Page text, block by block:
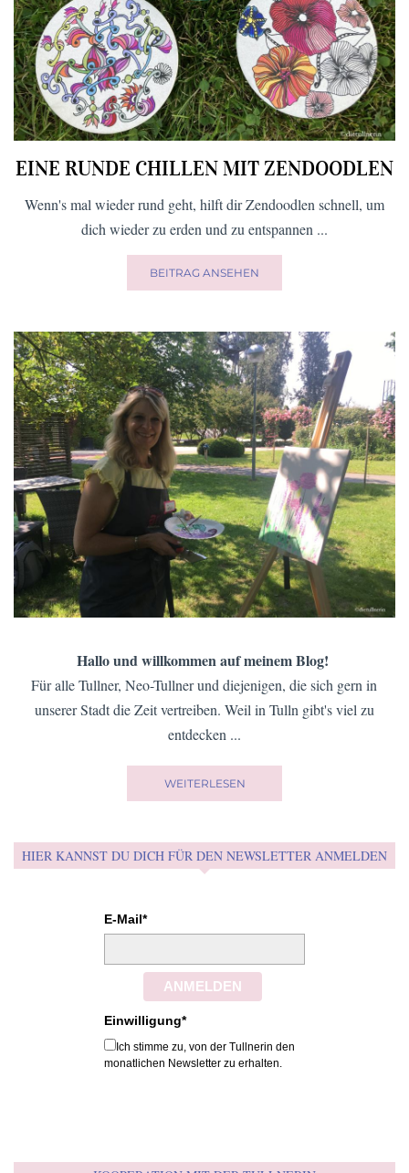
EINE RUNDE CHILLEN MIT ZENDOODLEN
Wenn's mal wieder rund geht, hilft dir Zendoodlen schnell, um
dich wieder zu erden und zu entspannen ...
BEITRAG ANSEHEN
Hallo und willkommen auf meinem Blog!
Für alle Tullner, Neo-Tullner und diejenigen, die sich gern in
unserer Stadt die Zeit vertreiben. Weil in Tulln gibt's viel zu
entdecken ...
WEITERLESEN
HIER KANNST DU DICH FÜR DEN NEWSLETTER ANMELDEN
E-Mail*
ANMELDEN
Einwilligung*
Ich stimme zu, von der Tullnerin den
monatlichen Newsletter zu erhalten.